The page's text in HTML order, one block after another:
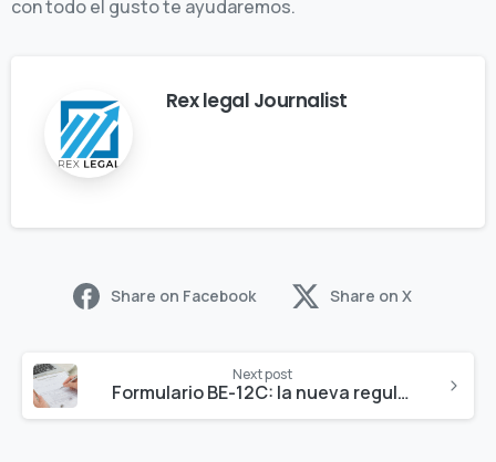
con todo el gusto te ayudaremos.
Rex legal Journalist
Share on Facebook Share on X
Next post
Formulario BE-12C: la nueva regulación de la Bureau of Economic Analysis 2023